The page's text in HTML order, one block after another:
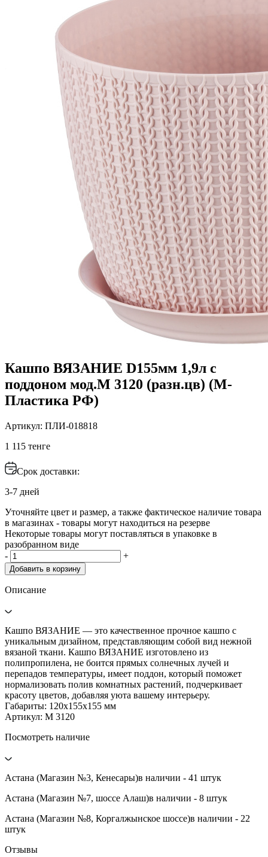
Кашпо ВЯЗАНИЕ D155мм 1,9л с
поддоном мод.М 3120 (разн.цв) (М-
Пластика РФ)
Артикул: ПЛИ-018818
1 115 тенге
Срок доставки:
3-7 дней
Уточняйте цвет и размер, а также фактическое наличие товара
в магазинах - товары могут находиться на резерве
Некоторые товары могут поставляться в упаковке в
разобранном виде
-
+
Добавить в корзину
Описание
Кашпо ВЯЗАНИЕ — это качественное прочное кашпо с
уникальным дизайном, представляющим собой вид нежной
вязаной ткани. Кашпо ВЯЗАНИЕ изготовлено из
полипропилена, не боится прямых солнечных лучей и
перепадов температуры, имеет поддон, который поможет
нормализовать полив комнатных растений, подчеркивает
красоту цветов, добавляя уюта вашему интерьеру.
Габариты: 120x155x155 мм
Артикул: М 3120
Посмотреть наличие
Астана (Магазин №3, Кенесары)в наличии - 41 штук
Астана (Магазин №7, шоссе Алаш)в наличии - 8 штук
Астана (Магазин №8, Коргалжынское шоссе)в наличии - 22
штук
Отзывы